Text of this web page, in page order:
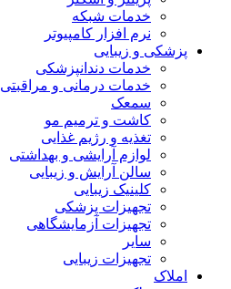
خدمات شبکه
نرم افزار کامپیوتر
پزشکی و زیبایی
خدمات دندانپزشکی
خدمات درمانی و مراقبتی
سمعک
کاشت و ترمیم مو
تغذیه و رژیم غذایی
لوازم آرایشی و بهداشتی
سالن آرایش و زیبایی
کلینیک زیبایی
تجهیزات پزشکی
تجهیزات آزمایشگاهی
سایر
تجهیزات زیبایی
املاک